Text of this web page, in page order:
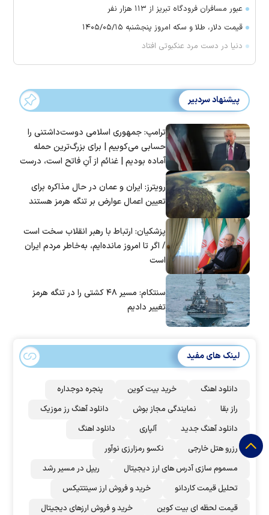
عبور مسافران فرودگاه تبریز از ۱۱۳ هزار نفر
قیمت دلار، طلا و سکه امروز پنجشنبه ۱۴۰۵/۰۵/۱۵
دنیا در دست مرد عنکبوتی افتاد
پیشنهاد سردبیر
ترامپ: جمهوری اسلامی دوست‌داشتنی را
حسابی می‌کوبیم | برای بزرگ‌ترین حمله
آماده بودیم | غنائم از آنِ فاتح است، درست
رویترز: ایران و عمان در حال مذاکره برای
تعیین اعمال عوارض بر تنگه هرمز هستند
پزشکیان: ارتباط با رهبر انقلاب سخت است
/ اگر تا امروز مانده‌ایم، به‌خاطر مردم ایران
است
سنتکام: مسیر ۴۸ کشتی را در تنگه هرمز
تغییر دادیم
لینک های مفید
دانلود اهنگ خرید بیت کوین
پنجره دوجداره
راز بقا
نمایندگی مجاز بوش
دانلود آهنگ رز‌ موزیک
دانلود آهنگ جدید
آلپاری
دانلود اهنگ
رزرو هتل خارجی
نکسو رمزارزی نوآور
مسموم سازی آدرس های ارز دیجیتال
ریپل در مسیر رشد
تحلیل قیمت کاردانو
خرید و فروش ارز سینتتیکس
قیمت لحظه ای بیت کوین
خرید و فروش ارزهای دیجیتال